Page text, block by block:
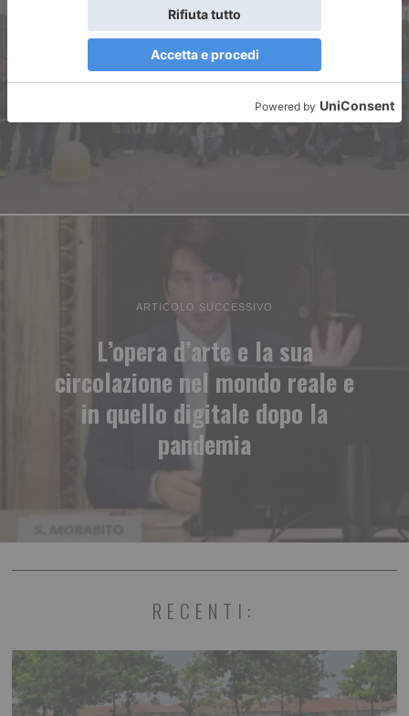
Ex Embraco, Sarno (Pd):
Giorgetti non autorevole.
Draghi apra il tavolo
ARTICOLO SUCCESSIVO
L’opera d’arte e la sua
circolazione nel mondo reale e
in quello digitale dopo la
pandemia
RECENTI: